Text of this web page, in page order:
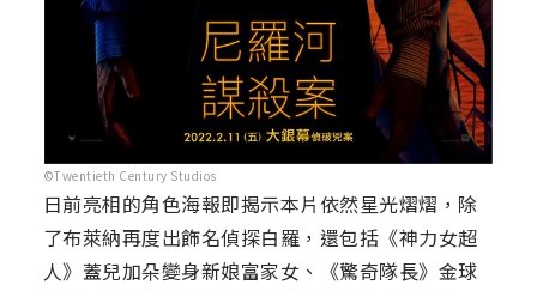
©Twentieth Century Studios
日前亮相的角色海報即揭示本片依然星光熠熠，除
了布萊納再度出飾名偵探白羅，還包括《神力女超
人》蓋兒加朵變身新娘富家女、《驚奇隊長》金球